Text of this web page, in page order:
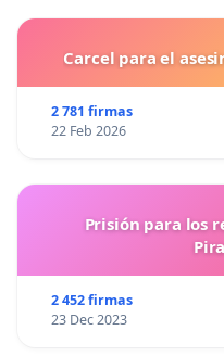
Carcel para el
2 781 firmas
22 Feb 2026
Prisión para los
2 452 firmas
23 Dec 2023